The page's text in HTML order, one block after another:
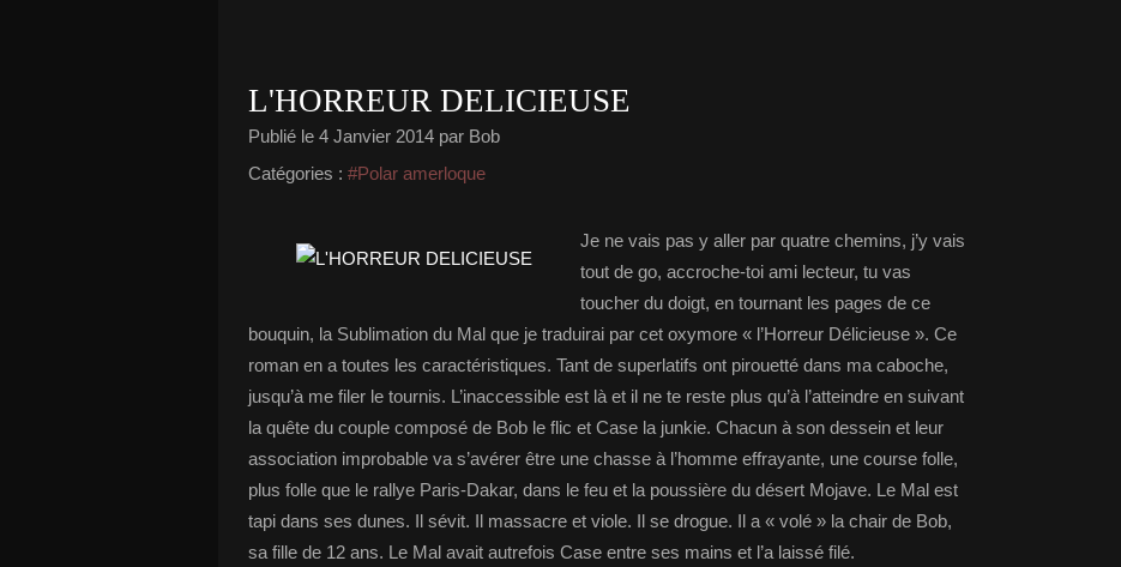
L'HORREUR DELICIEUSE
Publié le 4 Janvier 2014 par Bob
Catégories : #Polar amerloque
Je ne vais pas y aller par quatre chemins, j’y vais
tout de go, accroche-toi ami lecteur, tu vas
toucher du doigt, en tournant les pages de ce
bouquin, la Sublimation du Mal que je traduirai par cet oxymore « l’Horreur Délicieuse ». Ce
roman en a toutes les caractéristiques. Tant de superlatifs ont pirouetté dans ma caboche,
jusqu’à me filer le tournis. L’inaccessible est là et il ne te reste plus qu’à l’atteindre en suivant
la quête du couple composé de Bob le flic et Case la junkie. Chacun à son dessein et leur
association improbable va s’avérer être une chasse à l’homme effrayante, une course folle,
plus folle que le rallye Paris-Dakar, dans le feu et la poussière du désert Mojave. Le Mal est
tapi dans ses dunes. Il sévit. Il massacre et viole. Il se drogue. Il a « volé » la chair de Bob,
sa fille de 12 ans. Le Mal avait autrefois Case entre ses mains et l’a laissé filé.